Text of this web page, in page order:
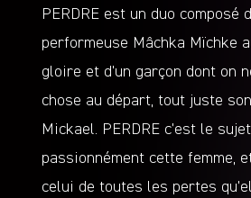
PERDRE est un duo composé
performeuse Mâchka Mïchke
gloire et d’un garçon dont on
chose au départ, tout juste
Mickael. PERDRE c’est le
passionnément cette femme,
celui de toutes les pertes